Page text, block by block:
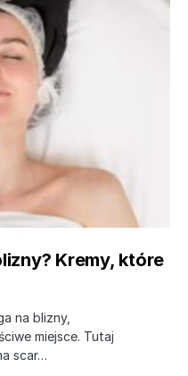
Kremy, które
na blizny,
miejsce. Tutaj
scar…